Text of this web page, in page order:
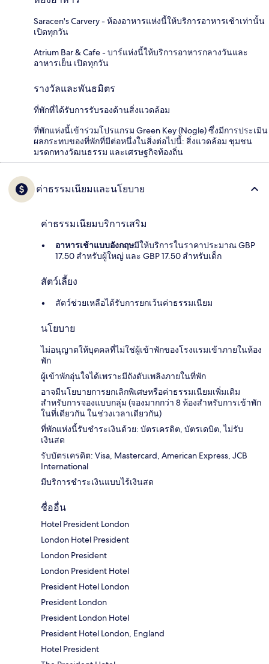
Saracen's Carvery - ห้องอาหารแห่งนี้ให้บริการอาหารเช้าเท่านั้น
เปิดทุกวัน
Atrium Bar & Cafe - บาร์แห่งนี้ให้บริการอาหารกลางวันและ
อาหารเย็น เปิดทุกวัน
รางวัลและพันธมิตร
ที่พักที่ได้รับการรับรองด้านสิ่งแวดล้อม
ที่พักแห่งนี้เข้าร่วมโปรแกรม Green Key (Nogle) ซึ่งมีการประเมิน
ผลกระทบของที่พักที่มีต่อหนึ่งในสิ่งต่อไปนี้: สิ่งแวดล้อม ชุมชน
มรดกทางวัฒนธรรม และเศรษฐกิจท้องถิ่น
ค่าธรรมเนียมและนโยบาย
ค่าธรรมเนียมบริการเสริม
อาหารเช้าแบบอังกฤษมีให้บริการในราคาประมาณ GBP
17.50 สำหรับผู้ใหญ่ และ GBP 17.50 สำหรับเด็ก
สัตว์เลี้ยง
สัตว์ช่วยเหลือได้รับการยกเว้นค่าธรรมเนียม
นโยบาย
ไม่อนุญาตให้บุคคลที่ไม่ใช่ผู้เข้าพักของโรงแรมเข้าภายในห้อง
พัก
ผู้เข้าพักอุ่นใจได้เพราะมีถังดับเพลิงภายในที่พัก
อาจมีนโยบายการยกเลิกพิเศษหรือค่าธรรมเนียมเพิ่มเติม
สำหรับการจองแบบกลุ่ม (จองมากกว่า 8 ห้องสำหรับการเข้าพัก
ในที่เดียวกัน ในช่วงเวลาเดียวกัน)
ที่พักแห่งนี้รับชำระเงินด้วย: บัตรเครดิต, บัตรเดบิต, ไม่รับ
เงินสด
รับบัตรเครดิต: Visa, Mastercard, American Express, JCB
International
มีบริการชำระเงินแบบไร้เงินสด
ชื่ออื่น
Hotel President London
London Hotel President
London President
London President Hotel
President Hotel London
President London
President London Hotel
President Hotel London, England
Hotel President